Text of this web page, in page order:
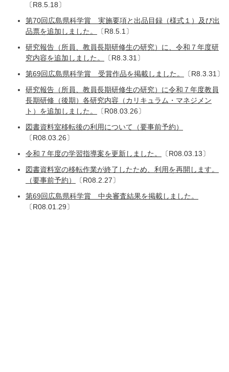
〔R8.5.18〕
第70回広島県科学賞 実施要項と出品目録（様式１）及び出
品票を追加しました。
〔R8.5.1〕
研究報告（所員、教員長期研修生の研究）に、令和７年度研
究内容を追加しました。
〔R8.3.31〕
第69回広島県科学賞 受賞作品を掲載しました。
〔R8.3.31〕
研究報告（所員、教員長期研修生の研究）に令和７年度教員
長期研修（後期）各研究内容（カリキュラム・マネジメン
ト）を追加しました。
〔R08.03.26〕
図書資料室移転後の利用について（要事前予約）
〔R08.03.26〕
令和７年度の学習指導案を更新しました。
〔R08.03.13〕
図書資料室の移転作業が終了したため、利用を再開します。
（要事前予約）
〔R08.2.27〕
第69回広島県科学賞 中央審査結果を掲載しました。
〔R08.01.29〕